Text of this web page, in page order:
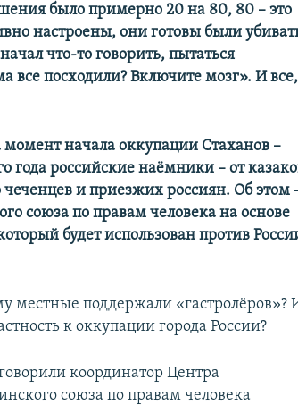
было примерно 20 на 80, 80 – это
настроены, они готовы были
что-то говорить, пытаться
все посходили? Включите мозг». И
момент начала оккупации Стаханов –
года российские наё​мники – от
и приезжих россиян. Об этом
союза по правам человека на основе
будет использован против
местные поддержали «гастролё​ров»?
к оккупации города России?
координатор Центра
союза по правам человека